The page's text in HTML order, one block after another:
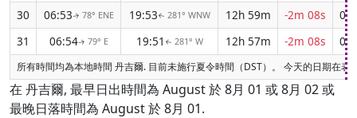
30
06:53↑ 78° ENE 19:53↑ 281° WNW 12h 59m -2m 08s
31
06:54↑ 79° E 19:51 ↑ 281° W 12h 57m -2m 08s
所有時間均為本地時間 丹吉爾. 目前未施行夏令時間（DST）。 今天的日期在表
在 丹吉爾, 最早日出時間為 August 於 8月 01 或 8月 02 或
最晚日落時間為 August 於 8月 01.